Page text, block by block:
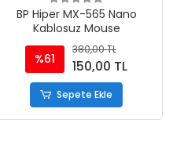
Sepete Ekle
BP Hiper MX-565 Nano
Kablosuz Mouse
%61
380,00 TL
150,00 TL
Sepete Ekle